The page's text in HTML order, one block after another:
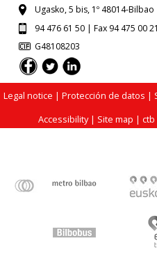
Ugasko, 5 bis, 1º 48014-Bilbao
94 476 61 50 | Fax 94 475 00 21
G48108203
Legal notice | Protección de datos |
Accessibility| Site map |